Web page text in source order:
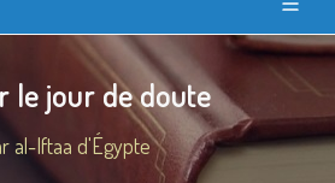
le jour de doute
al-Iftaa d'Égypte